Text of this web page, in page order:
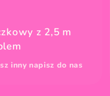
z 2,5 m
inny napisz do nas